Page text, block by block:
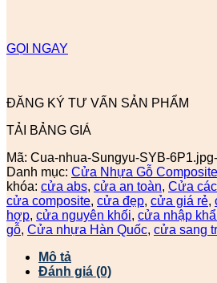
GỌI NGAY
ĐĂNG KÝ TƯ VẤN SẢN PHẨM
TẢI BẢNG GIÁ
Mã: Cua-nhua-Sungyu-SYB-
Danh mục: Cửa Nhựa Gỗ Composite
khóa: cửa abs, cửa an toàn, Cửa
cửa composite, cửa đẹp, cửa giá rẻ,
hợp, cửa nguyên khối, cửa nhập
gỗ, Cửa nhựa Hàn Quốc, cửa sang
Mô tả
Đánh giá (0)